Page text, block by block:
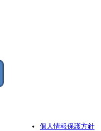
個人情報保護方針